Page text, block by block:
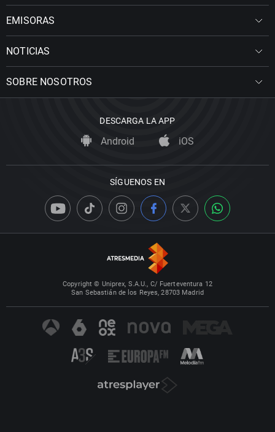
EMISORAS
NOTICIAS
SOBRE NOSOTROS
DESCARGA LA APP
Android iOS
SÍGUENOS EN
Copyright © Uniprex, S.A.U., C/ Fuerteventura 12
San Sebastián de los Reyes, 28703 Madrid